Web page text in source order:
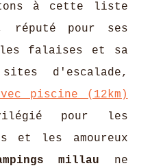
à cette liste
réputé pour ses
les falaises et sa
d'escalade,
piscine (12km)
pour les
et les amoureux
millau ne